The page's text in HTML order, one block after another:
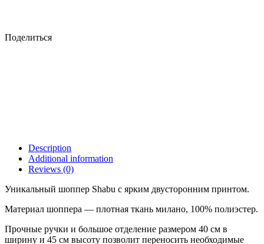
Поделиться
Description
Additional information
Reviews (0)
Уникальный шоппер Shabu с ярким двусторонним принтом.
Материал шоппера — плотная ткань милано, 100% полиэстер.
Прочные ручки и большое отделение размером 40 см в
ширину и 45 см высоту позволит переносить необходимые